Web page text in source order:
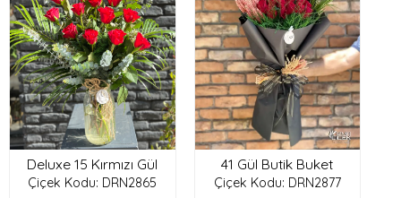
Deluxe 15 Kırmızı Gül
Çiçek Kodu: DRN2865
41 Gül Butik Buket
Çiçek Kodu: DRN2877